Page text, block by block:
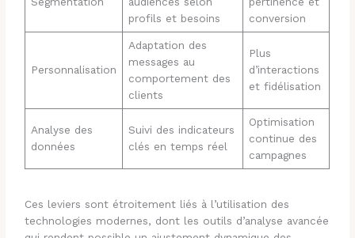
profils et besoins
conversion
Personnalisation
Adaptation des
messages au
comportement des
clients
Plus
d’interactions
et fidélisation
Analyse des
données
Suivi des indicateurs
clés en temps réel
Optimisation
continue des
campagnes
Ces leviers sont étroitement liés à l’utilisation des
technologies modernes, dont les outils d’analyse avancée